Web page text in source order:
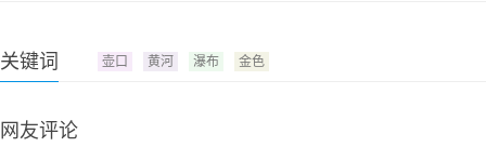
关键词 壶口 黄河 瀑布 金色
网友评论